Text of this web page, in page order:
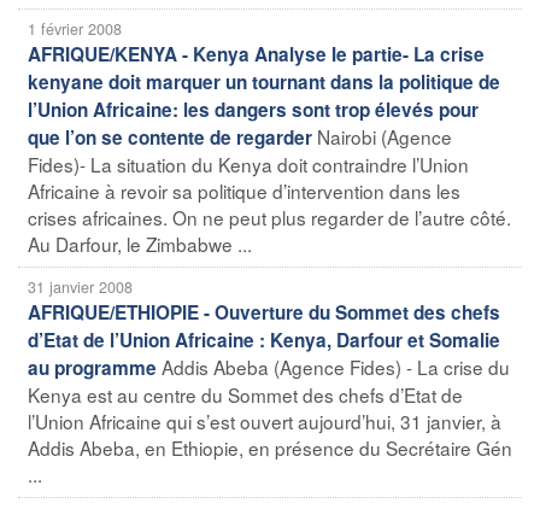
1 février 2008
AFRIQUE/KENYA - Kenya Analyse Ie partie- La crise
kenyane doit marquer un tournant dans la politique de
l’Union Africaine: les dangers sont trop élevés pour
que l’on se contente de regarder Nairobi (Agence
Fides)- La situation du Kenya doit contraindre l’Union
Africaine à revoir sa politique d’intervention dans les
crises africaines. On ne peut plus regarder de l’autre côté.
Au Darfour, le Zimbabwe ...
31 janvier 2008
AFRIQUE/ETHIOPIE - Ouverture du Sommet des chefs
d’Etat de l’Union Africaine : Kenya, Darfour et Somalie
au programme Addis Abeba (Agence Fides) - La crise du
Kenya est au centre du Sommet des chefs d’Etat de
l’Union Africaine qui s’est ouvert aujourd’hui, 31 janvier, à
Addis Abeba, en Ethiopie, en présence du Secrétaire Gén
...